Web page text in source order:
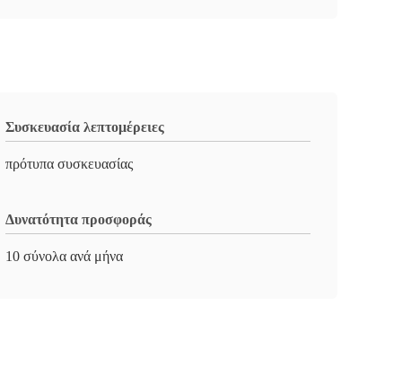
Συσκευασία λεπτομέρειες
πρότυπα συσκευασίας
Δυνατότητα προσφοράς
10 σύνολα ανά μήνα